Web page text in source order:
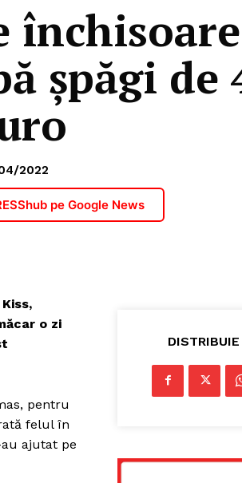
şpăgi de
2022
pe Google News
o zi
pentru
felul în
ajutat pe